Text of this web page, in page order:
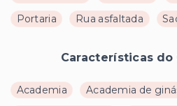
Portaria
Rua asfaltada
Características
Academia
Academia de